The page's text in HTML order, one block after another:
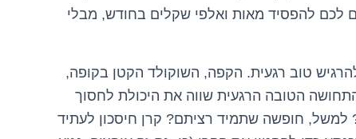
לכם להפסיד מאות ואלפי שקלים בחודש, מבלי
טוב רגעית. הקפה, השוקולד הקטן בקופה,
התחושה הטובה הרגעית שווה את היכולת לחסוך
חופשה שתמיד רציתם? קרן חיסכון לעתיד